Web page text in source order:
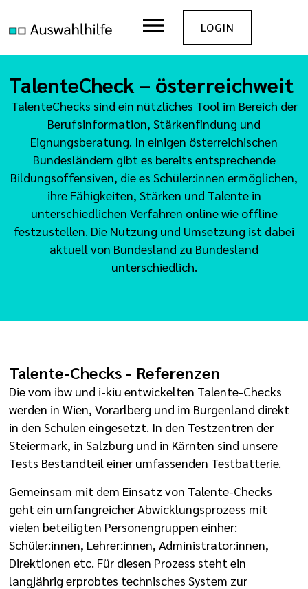
LOGIN
TalenteCheck – österreichweit
TalenteChecks sind ein nützliches Tool im Bereich der
Berufsinformation, Stärkenfindung und
Eignungsberatung. In einigen österreichischen
Bundesländern gibt es bereits entsprechende
Bildungsoffensiven, die es Schüler:innen ermöglichen,
ihre Fähigkeiten, Stärken und Talente in
unterschiedlichen Verfahren online wie offline
festzustellen. Die Nutzung und Umsetzung ist dabei
aktuell von Bundesland zu Bundesland
unterschiedlich.
Talente-Checks - Referenzen
Die vom ibw und i-kiu entwickelten Talente-Checks
werden in Wien, Vorarlberg und im Burgenland direkt
in den Schulen eingesetzt. In den Testzentren der
Steiermark, in Salzburg und in Kärnten sind unsere
Tests Bestandteil einer umfassenden Testbatterie.
Gemeinsam mit dem Einsatz von Talente-Checks
geht ein umfangreicher Abwicklungsprozess mit
vielen beteiligten Personengruppen einher:
Schüler:innen, Lehrer:innen, Administrator:innen,
Direktionen etc. Für diesen Prozess steht ein
langjährig erprobtes technisches System zur